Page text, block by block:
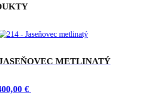
METLINATÝ
€